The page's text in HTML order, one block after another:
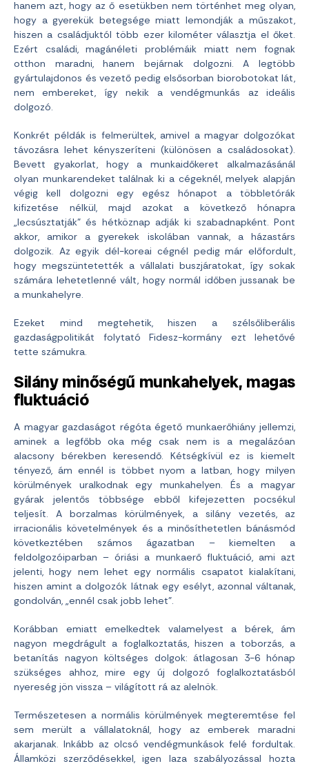
hanem azt, hogy az ő esetükben nem történhet meg olyan,
hogy a gyerekük betegsége miatt lemondják a műszakot,
hiszen a családjuktól több ezer kilométer választja el őket.
Ezért családi, magánéleti problémáik miatt nem fognak
otthon maradni, hanem bejárnak dolgozni. A legtöbb
gyártulajdonos és vezető pedig elsősorban biorobotokat lát,
nem embereket, így nekik a vendégmunkás az ideális
dolgozó.
Konkrét példák is felmerültek, amivel a magyar dolgozókat
távozásra lehet kényszeríteni (különösen a családosokat).
Bevett gyakorlat, hogy a munkaidőkeret alkalmazásánál
olyan munkarendeket találnak ki a cégeknél, melyek alapján
végig kell dolgozni egy egész hónapot a többletórák
kifizetése nélkül, majd azokat a következő hónapra
„lecsúsztatják” és hétköznap adják ki szabadnapként. Pont
akkor, amikor a gyerekek iskolában vannak, a házastárs
dolgozik. Az egyik dél-koreai cégnél pedig már előfordult,
hogy megszüntetették a vállalati buszjáratokat, így sokak
számára lehetetlenné vált, hogy normál időben jussanak be
a munkahelyre.
Ezeket mind megtehetik, hiszen a szélsőliberális
gazdaságpolitikát folytató Fidesz-kormány ezt lehetővé
tette számukra.
Silány minőségű munkahelyek, magas
fluktuáció
A magyar gazdaságot régóta égető munkaerőhiány jellemzi,
aminek a legfőbb oka még csak nem is a megalázóan
alacsony bérekben keresendő. Kétségkívül ez is kiemelt
tényező, ám ennél is többet nyom a latban, hogy milyen
körülmények uralkodnak egy munkahelyen. És a magyar
gyárak jelentős többsége ebből kifejezetten pocsékul
teljesít. A borzalmas körülmények, a silány vezetés, az
irracionális követelmények és a minősíthetetlen bánásmód
következtében számos ágazatban – kiemelten a
feldolgozóiparban – óriási a munkaerő fluktuáció, ami azt
jelenti, hogy nem lehet egy normális csapatot kialakítani,
hiszen amint a dolgozók látnak egy esélyt, azonnal váltanak,
gondolván, „ennél csak jobb lehet”.
Korábban emiatt emelkedtek valamelyest a bérek, ám
nagyon megdrágult a foglalkoztatás, hiszen a toborzás, a
betanítás nagyon költséges dolgok: átlagosan 3-6 hónap
szükséges ahhoz, mire egy új dolgozó foglalkoztatásból
nyereség jön vissza – világított rá az alelnök.
Természetesen a normális körülmények megteremtése fel
sem merült a vállalatoknál, hogy az emberek maradni
akarjanak. Inkább az olcsó vendégmunkások felé fordultak.
Államközi szerződésekkel, igen laza szabályozással hozta